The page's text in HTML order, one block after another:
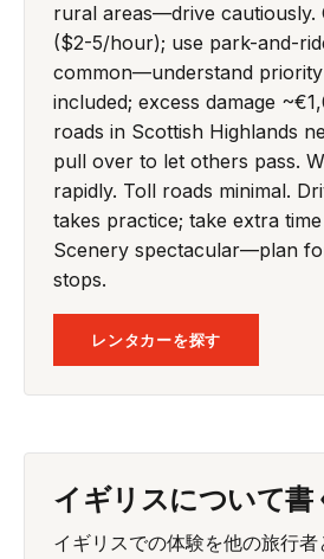
rural areas—drive cautiously.
($2-5/hour); use park-and-
common—understand
included; excess damage
roads in Scottish Highlands
pull over to let others pass.
rapidly. Toll roads minimal.
takes practice; take extra
Scenery spectacular—plan
stops.
レンタカーを探す
イギリスについて書
イギリスでの体験を他の旅行者